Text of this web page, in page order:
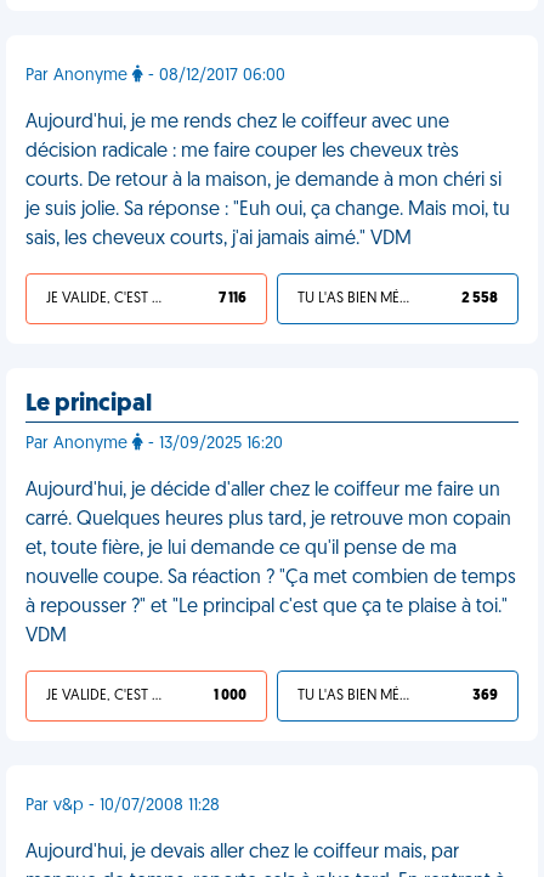
Par Anonyme - 08/12/2017 06:00
Aujourd'hui, je me rends chez le coiffeur avec une
décision radicale : me faire couper les cheveux très
courts. De retour à la maison, je demande à mon chéri si
je suis jolie. Sa réponse : "Euh oui, ça change. Mais moi, tu
sais, les cheveux courts, j'ai jamais aimé." VDM
JE VALIDE, C'EST UNE VDM 7 116 TU L'AS BIEN MÉRITÉ 2 558
Le principal
Par Anonyme - 13/09/2025 16:20
Aujourd'hui, je décide d'aller chez le coiffeur me faire un
carré. Quelques heures plus tard, je retrouve mon copain
et, toute fière, je lui demande ce qu'il pense de ma
nouvelle coupe. Sa réaction ? "Ça met combien de temps
à repousser ?" et "Le principal c'est que ça te plaise à toi."
VDM
JE VALIDE, C'EST UNE VDM 1 000 TU L'AS BIEN MÉRITÉ 369
Par v&p - 10/07/2008 11:28
Aujourd'hui, je devais aller chez le coiffeur mais, par